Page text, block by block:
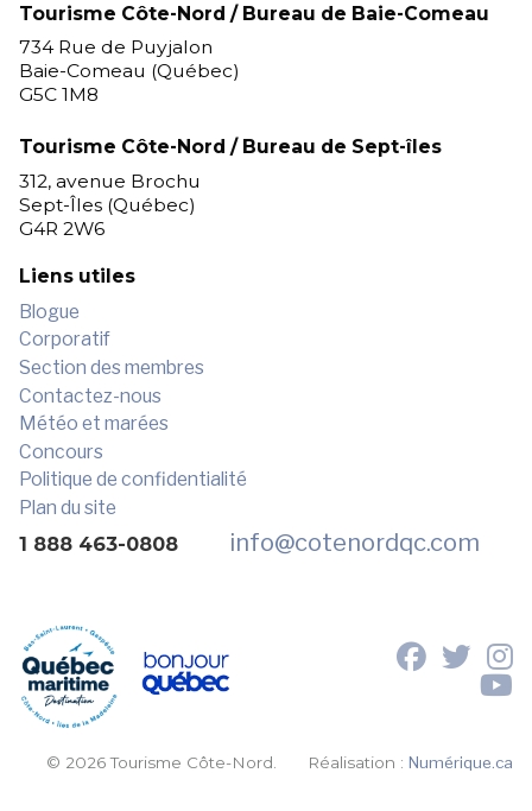
Tourisme Côte-Nord / Bureau de Baie-Comeau
734 Rue de Puyjalon
Baie-Comeau (Québec)
G5C 1M8
Tourisme Côte-Nord / Bureau de Sept-îles
312, avenue Brochu
Sept-Îles (Québec)
G4R 2W6
Liens utiles
Blogue
Corporatif
Section des membres
Contactez-nous
Météo et marées
Concours
Politique de confidentialité
Plan du site
1 888 463-0808 info@cotenordqc.com
© 2026 Tourisme Côte-Nord. Réalisation :Numérique.ca